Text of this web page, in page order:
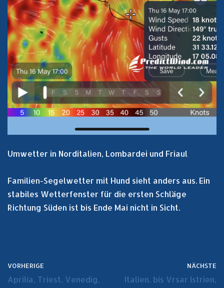
Umwetter in Norditalien, Lombardei und Friaul
Familien-Segelwetter mit Hund sieht anders aus. Ein
stabiles Wetterfenster für die ersten Schläge
Richtung Süden ist bis Ende Mai nicht in Sicht.
VORHERIGE
Aprilia, Triest, Venedig,
NÄCHSTE
Italien, bis Vrsar Istrien,